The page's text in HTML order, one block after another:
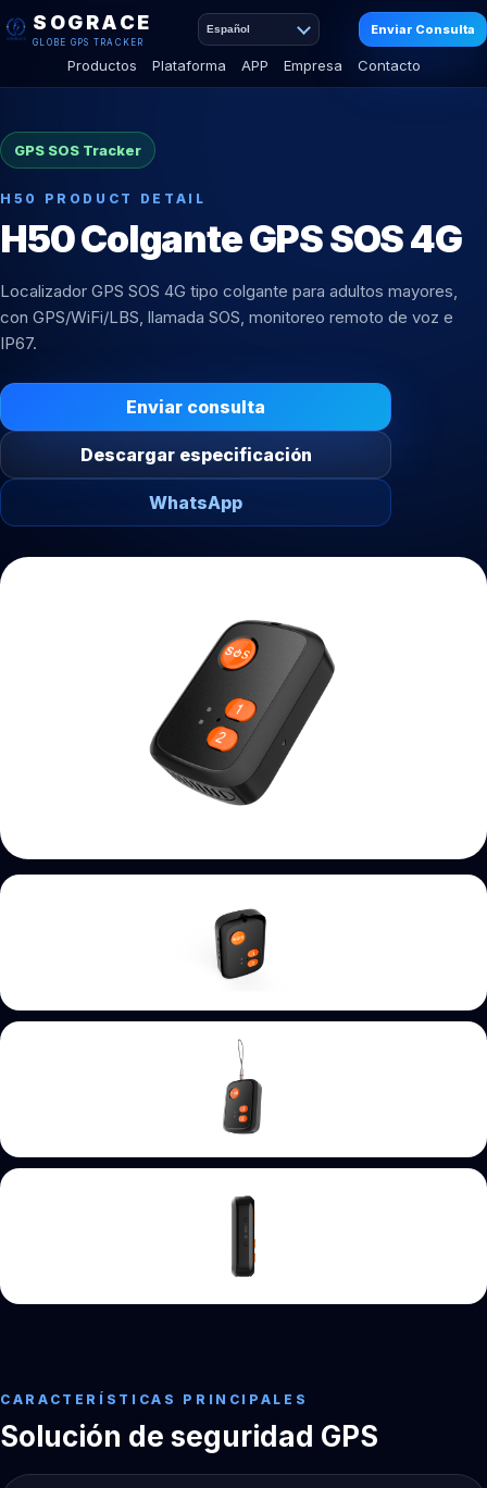
SOGRACE
GLOBE GPS TRACKER
Productos Plataforma APP Empresa Contacto
Español Enviar Consulta
GPS SOS Tracker
H50 PRODUCT DETAIL
H50 Colgante GPS SOS 4G
Localizador GPS SOS 4G tipo colgante para adultos mayores,
con GPS/WiFi/LBS, llamada SOS, monitoreo remoto de voz e
IP67.
Enviar consulta
Descargar especificación
WhatsApp
CARACTERÍSTICAS PRINCIPALES
Solución de seguridad GPS